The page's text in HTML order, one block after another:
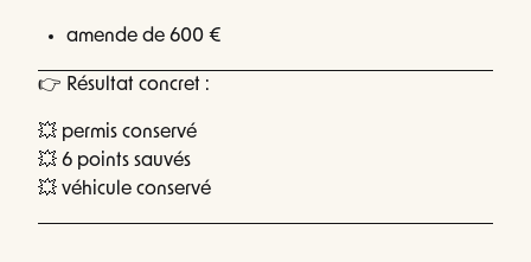
amende de 600 €
👉 Résultat concret :
💥 permis conservé
💥 6 points sauvés
💥 véhicule conservé